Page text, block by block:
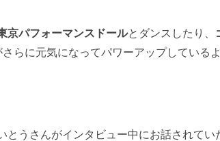
京パフォーマンスドールとダンスしたり、
らに元気になってパワーアップしている
うさんがインタビュー中にお話されて